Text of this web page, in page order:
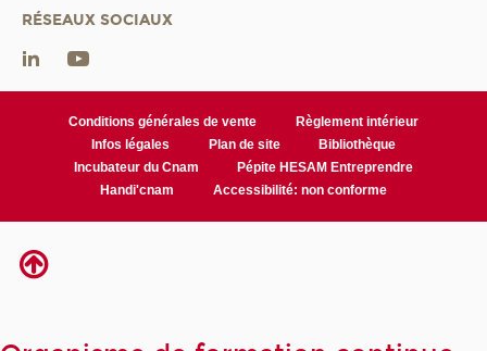
RÉSEAUX SOCIAUX
Conditions générales de vente
Règlement intérieur
Infos légales
Plan de site
Bibliothèque
Incubateur du Cnam
Pépite HESAM Entreprendre
Handi'cnam
Accessibilité: non conforme